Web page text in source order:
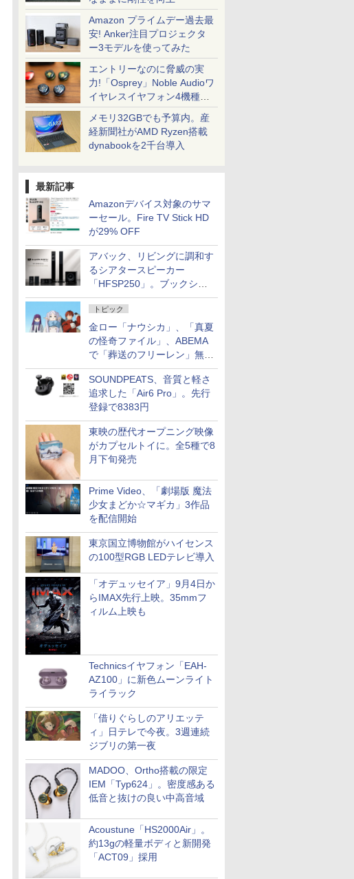
Amazon プライムデー過去最
安! Anker注目プロジェクタ
ー3モデルを使ってみた
エントリーなのに脅威の実
力!「Osprey」Noble Audioワ
イヤレスイヤフォン4機種を
一気に聴く
メモリ32GBでも予算内。産
経新聞社がAMD Ryzen搭載
dynabookを2千台導入
最新記事
Amazonデバイス対象のサマ
ーセール。Fire TV Stick HD
が29% OFF
アバック、リビングに調和す
るシアタースピーカー
「HFSP250」。ブックシェ
ルフはペア3万円以下
トピック
金ロー「ナウシカ」、「真夏
の怪奇ファイル」、ABEMA
で「葬送のフリーレン」無料
配信など。夏の特番・配信情
報
SOUNDPEATS、音質と軽さ
追求した「Air6 Pro」。先行
登録で8383円
東映の歴代オープニング映像
がカプセルトイに。全5種で8
月下旬発売
Prime Video、「劇場版 魔法
少女まどか☆マギカ」3作品
を配信開始
東京国立博物館がハイセンス
の100型RGB LEDテレビ導入
「オデュッセイア」9月4日か
らIMAX先行上映。35mmフ
ィルム上映も
Technicsイヤフォン「EAH-
AZ100」に新色ムーンライト
ライラック
「借りぐらしのアリエッテ
ィ」日テレで今夜。3週連続
ジブリの第一夜
MADOO、Ortho搭載の限定
IEM「Typ624」。密度感ある
低音と抜けの良い中高音域
Acoustune「HS2000Air」。
約13gの軽量ボディと新開発
「ACT09」採用